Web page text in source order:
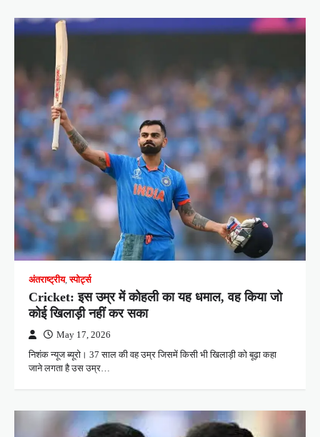
अंतराष्ट्रीय,स्पोर्ट्स
Cricket: इस उम्र में कोहली का यह धमाल, वह किया जो
कोई खिलाड़ी नहीं कर सका
May 17, 2026
निशंक न्यूज ब्यूरो। 37 साल की वह उम्र जिसमें किसी भी खिलाड़ी को बूढ़ा कहा
जाने लगता है उस उम्र…